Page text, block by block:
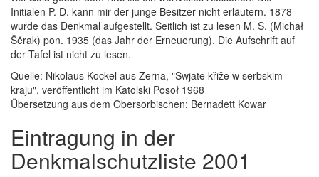
Initialen P. D. kann mir der junge Besitzer nicht erläutern. 1878
wurde das Denkmal aufgestellt. Seitlich ist zu lesen M. Š. (Michał
Šěrak) pon. 1935 (das Jahr der Erneuerung). Die Aufschrift auf
der Tafel ist nicht zu lesen.
Quelle: Nikolaus Kockel aus Zerna, "Swjate křiže w serbskim
kraju", veröffentlicht im Katolski Posoł 1968
Übersetzung aus dem Obersorbischen: Bernadett Kowar
Eintragung in der
Denkmalschutzliste 2001